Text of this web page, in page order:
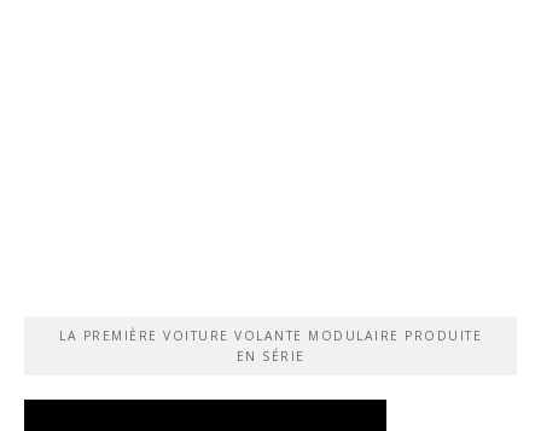
LA PREMIÈRE VOITURE VOLANTE MODULAIRE PRODUITE
EN SÉRIE